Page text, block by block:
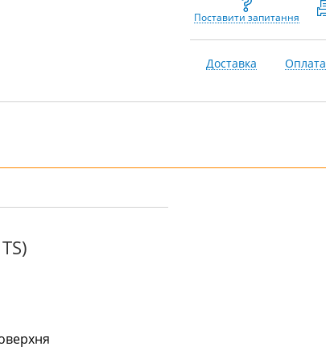
Поставити запитання
Доставка Оплата